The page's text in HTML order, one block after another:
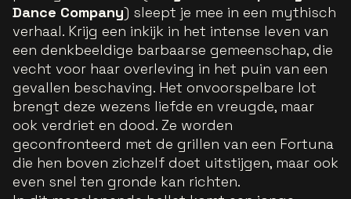
Dance Company) sleept je mee in een mythisch
verhaal. Krijg een inkijk in het intense leven van
een denkbeeldige barbaarse gemeenschap, die
vecht voor haar overleving in het puin van een
gevallen beschaving. Het onvoorspelbare lot
brengt deze wezens liefde en vreugde, maar
ook verdriet en dood. Ze worden
geconfronteerd met de grillen van een Fortuna
die hen boven zichzelf doet uitstijgen, maar ook
even snel ten gronde kan richten.